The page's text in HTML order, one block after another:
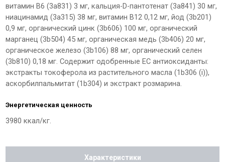
витамин B6 (3a831) 3 мг, кальция-D-пантотенат (3a841) 30 мг,
ниацинамид (3a315) 38 мг, витамин В12 0,12 мг, йод (3b201)
0,9 мг, органический цинк (3b606) 100 мг, органический
марганец (3b504) 45 мг, органическая медь (3b406) 20 мг,
органическое железо (3b106) 88 мг, органический селен
(3b810) 0,18 мг. Содержит одобренные ЕС антиоксиданты:
экстракты токоферола из растительного масла (1b306 (i)),
аскорбилпальмитат (1b304) и экстракт розмарина.
Энергетическая ценность
3980 ккал/кг.
Характеристики